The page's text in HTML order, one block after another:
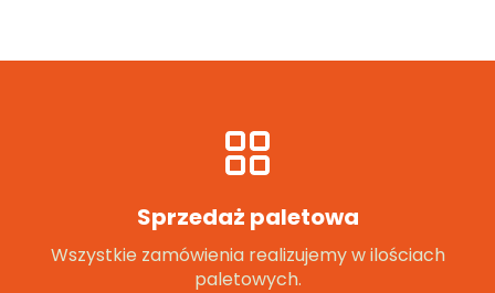
Sprzedaż paletowa
Wszystkie zamówienia realizujemy w ilościach
paletowych.